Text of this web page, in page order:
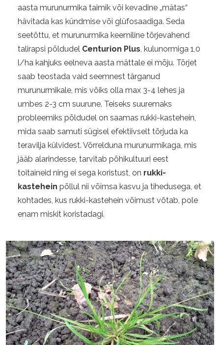
aasta murunurmika taimik või kevadine „mätas“
hävitada kas kündmise või glüfosaadiga. Seda
seetõttu, et murunurmika keemiline tõrjevahend
talirapsi põldudel Centurion Plus, kulunormiga 1,0
l/ha kahjuks eelneva aasta mättale ei mõju. Tõrjet
saab teostada vaid seemnest tärganud
murunurmikale, mis võiks olla max 3-4 lehes ja
umbes 2-3 cm suurune. Teiseks suuremaks
probleemiks põldudel on saamas rukki-kastehein,
mida saab samuti sügisel efektiivselt tõrjuda ka
teravilja külvidest. Võrrelduna murunurmikaga, mis
jääb alarindesse, tarvitab põhikultuuri eest
toitaineid ning ei sega koristust, on rukki-
kastehein põllul nii võimsa kasvu ja tihedusega, et
kohtades, kus rukki-kastehein võimust võtab, pole
enam miskit koristadagi.